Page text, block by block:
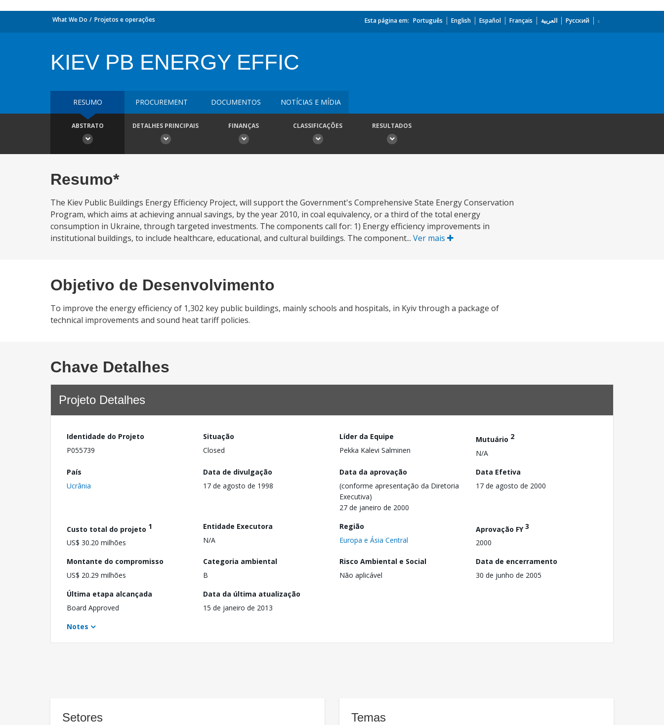
What We Do Projetos e operações Esta página em: Português English Español Français العربية Русский
KIEV PB ENERGY EFFIC
RESUMO PROCUREMENT DOCUMENTOS NOTÍCIAS E MÍDIA
ABSTRATO DETALHES PRINCIPAIS FINANÇAS CLASSIFICAÇÕES RESULTADOS
Resumo*
The Kiev Public Buildings Energy Efficiency Project, will support the Government's Comprehensive State Energy Conservation
Program, which aims at achieving annual savings, by the year 2010, in coal equivalency, or a third of the total energy
consumption in Ukraine, through targeted investments. The components call for: 1) Energy efficiency improvements in
institutional buildings, to include healthcare, educational, and cultural buildings. The component... Ver mais
Objetivo de Desenvolvimento
To improve the energy efficiency of 1,302 key public buildings, mainly schools and hospitals, in Kyiv through a package of
technical improvements and sound heat tariff policies.
Chave Detalhes
Projeto Detalhes
Identidade do Projeto
P055739
Situação
Closed
Líder da Equipe
Pekka Kalevi Salminen
Mutuário 2
N/A
País
Ucrânia
Data de divulgação
17 de agosto de 1998
Data da aprovação
(conforme apresentação da Diretoria
Executiva)
27 de janeiro de 2000
Data Efetiva
17 de agosto de 2000
Custo total do projeto 1
US$ 30.20 milhões
Entidade Executora
N/A
Região
Europa e Ásia Central
Aprovação FY3
2000
Montante do compromisso
US$ 20.29 milhões
Categoria ambiental
B
Risco Ambiental e Social
Não aplicável
Data de encerramento
30 de junho de 2005
Última etapa alcançada
Board Approved
Data da última atualização
15 de janeiro de 2013
Notes
Setores Temas